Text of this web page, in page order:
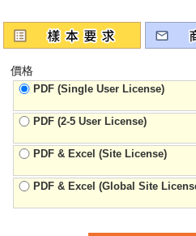
價格
PDF (Single User License)
PDF (2-5 User License)
PDF & Excel (Site License)
PDF & Excel (Global Site